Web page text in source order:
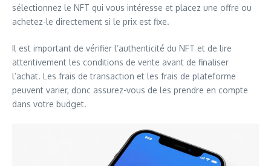
sélectionnez le NFT qui vous intéresse et placez une offre ou
achetez-le directement si le prix est fixe.
Il est important de vérifier l’authenticité du NFT et de lire
attentivement les conditions de vente avant de finaliser
l’achat. Les frais de transaction et les frais de plateforme
peuvent varier, donc assurez-vous de les prendre en compte
dans votre budget.